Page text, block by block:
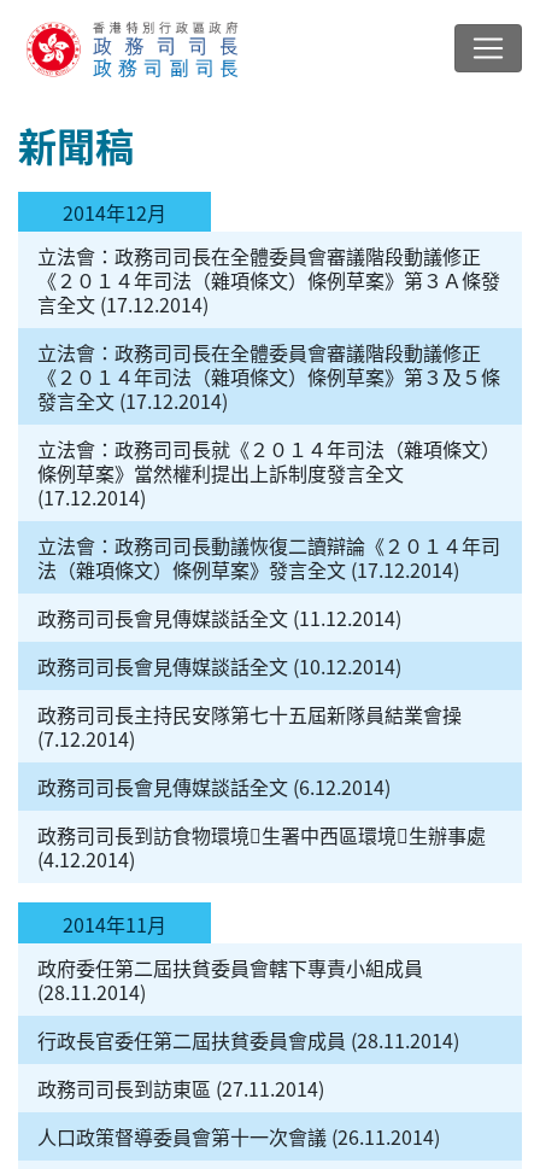
新聞稿
2014年12月
立法會：政務司司長在全體委員會審議階段動議修正
《２０１４年司法（雜項條文）條例草案》第３Ａ條發
言全文 (17.12.2014)
立法會：政務司司長在全體委員會審議階段動議修正
《２０１４年司法（雜項條文）條例草案》第３及５條
發言全文 (17.12.2014)
立法會：政務司司長就《２０１４年司法（雜項條文）
條例草案》當然權利提出上訴制度發言全文
(17.12.2014)
立法會：政務司司長動議恢復二讀辯論《２０１４年司
法（雜項條文）條例草案》發言全文 (17.12.2014)
政務司司長會見傳媒談話全文 (11.12.2014)
政務司司長會見傳媒談話全文 (10.12.2014)
政務司司長主持民安隊第七十五屆新隊員結業會操
(7.12.2014)
政務司司長會見傳媒談話全文 (6.12.2014)
政務司司長到訪食物環境生署中西區環境生辦事處
(4.12.2014)
2014年11月
政府委任第二屆扶貧委員會轄下專責小組成員
(28.11.2014)
行政長官委任第二屆扶貧委員會成員 (28.11.2014)
政務司司長到訪東區 (27.11.2014)
人口政策督導委員會第十一次會議 (26.11.2014)